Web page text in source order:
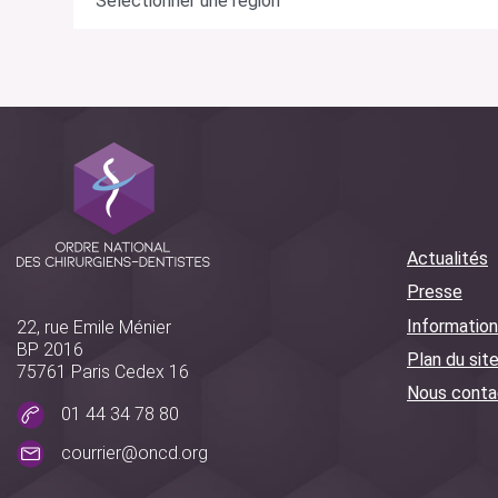
22, rue Emile Ménier
BP 2016
75761 Paris Cedex 16
01 44 34 78 80
courrier@oncd.org
Actualités
Presse
Plan du site
Nous